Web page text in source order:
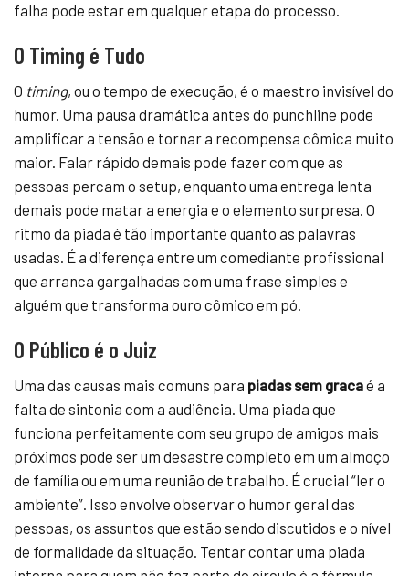
falha pode estar em qualquer etapa do processo.
O Timing é Tudo
O timing, ou o tempo de execução, é o maestro invisível do
humor. Uma pausa dramática antes do punchline pode
amplificar a tensão e tornar a recompensa cômica muito
maior. Falar rápido demais pode fazer com que as
pessoas percam o setup, enquanto uma entrega lenta
demais pode matar a energia e o elemento surpresa. O
ritmo da piada é tão importante quanto as palavras
usadas. É a diferença entre um comediante profissional
que arranca gargalhadas com uma frase simples e
alguém que transforma ouro cômico em pó.
O Público é o Juiz
Uma das causas mais comuns para piadas sem gracaé a
falta de sintonia com a audiência. Uma piada que
funciona perfeitamente com seu grupo de amigos mais
próximos pode ser um desastre completo em um almoço
de família ou em uma reunião de trabalho. É crucial “ler o
ambiente”. Isso envolve observar o humor geral das
pessoas, os assuntos que estão sendo discutidos e o nível
de formalidade da situação. Tentar contar uma piada